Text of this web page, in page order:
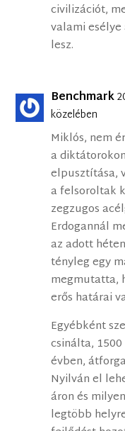
civilizációt,
valami
lesz.
Benchmark
közelében
Miklós, nem
a
elpusztítása,
a felsoroltak
zegzugos
Erdogannál
az adott
tényleg egy
megmutatta,
erős határai
Egyébként
csinálta,
évben,
Nyilván el
áron és
legtöbb